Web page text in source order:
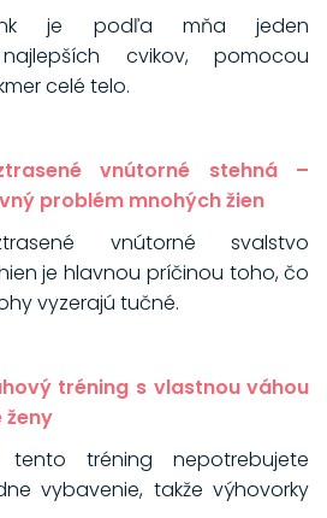
je podľa mňa jeden
cvikov, pomocou
celé telo.
vnútorné stehná –
problém mnohých žien
vnútorné svalstvo
je hlavnou príčinou toho, čo
vyzerajú tučné.
tréning s vlastnou váhou
ženy
tento tréning nepotrebujete
vybavenie, takže výhovorky